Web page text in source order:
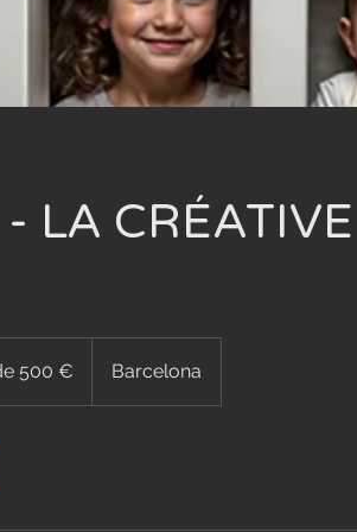
LA CRÉATIVE
500 € Barcelona